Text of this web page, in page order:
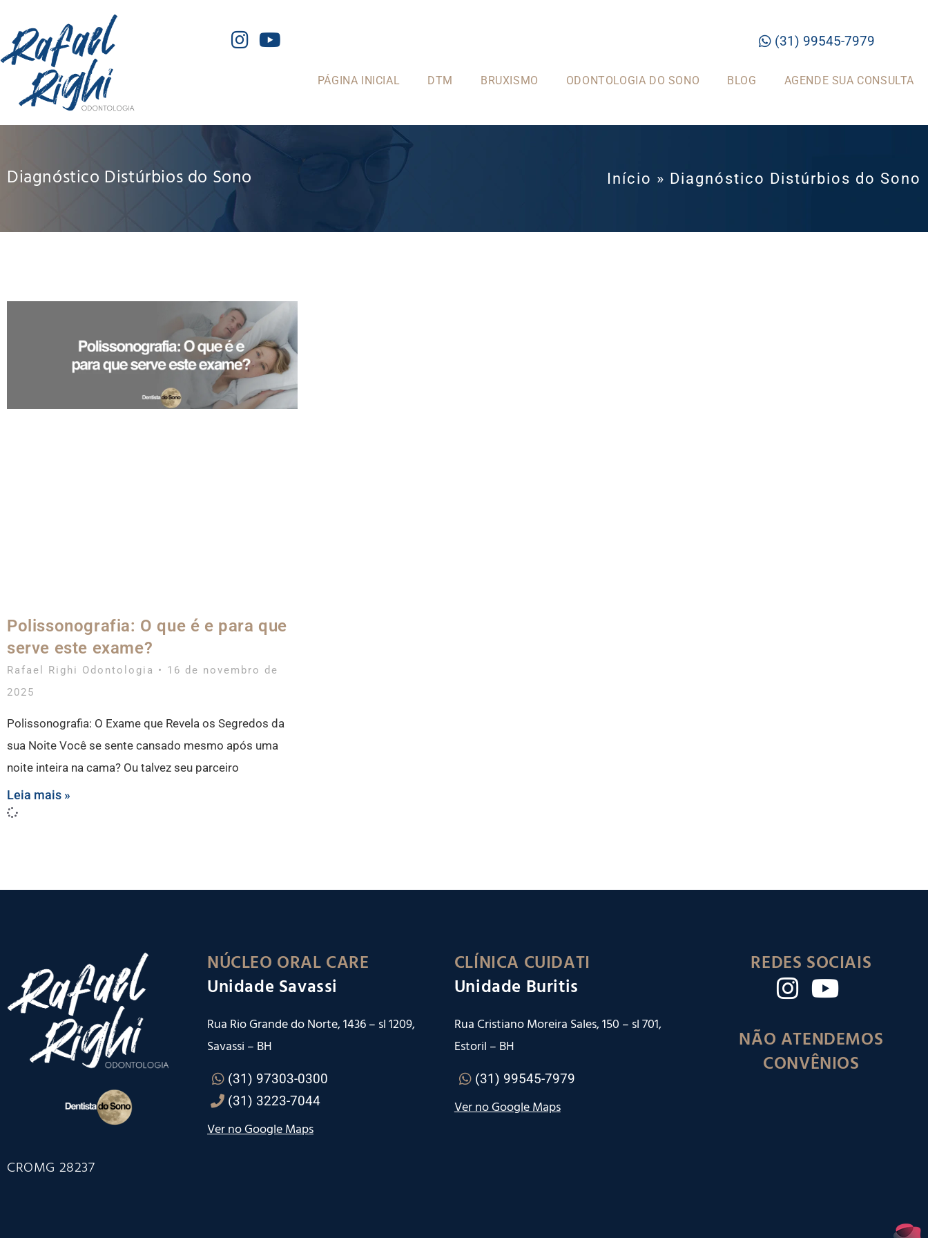
(31) 99545-7979
PÁGINA INICIAL DTM BRUXISMO ODONTOLOGIA DO SONO BLOG AGENDE SUA CONSULTA
Diagnóstico Distúrbios do Sono Início » Diagnóstico Distúrbios do Sono
Polissonografia: O que é e para que
serve este exame?
Rafael Righi Odontologia
16 de novembro de
2025
Polissonografia: O Exame que Revela os Segredos da
sua Noite Você se sente cansado mesmo após uma
noite inteira na cama? Ou talvez seu parceiro
Leia mais »
CROMG 28237
NÚCLEO ORAL CARE
Unidade Savassi
Rua Rio Grande do Norte, 1436 – sl 1209,
Savassi – BH
(31) 97303-0300
(31) 3223-7044
Ver no Google Maps
CLÍNICA CUIDATI
Unidade Buritis
Rua Cristiano Moreira Sales, 150 – sl 701,
Estoril – BH
(31) 99545-7979
Ver no Google Maps
REDES SOCIAIS
NÃO ATENDEMOS
CONVÊNIOS